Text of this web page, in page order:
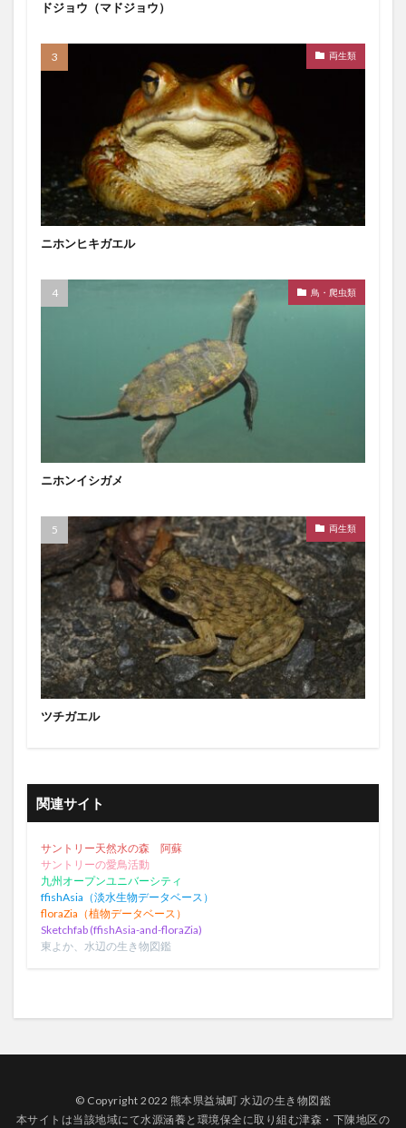
ドジョウ（マドジョウ）
両生類
ニホンヒキガエル
鳥・爬虫類
ニホンイシガメ
両生類
ツチガエル
関連サイト
サントリー天然水の森 阿蘇
サントリーの愛鳥活動
九州オープンユニバーシティ
ffishAsia（淡水生物データベース）
floraZia（植物データベース）
Sketchfab (ffishAsia-and-floraZia)
東よか、水辺の生き物図鑑
© Copyright 2022 熊本県益城町 水辺の生き物図鑑
本サイトは当該地域にて水源涵養と環境保全に取り組む津森・下陳地区の